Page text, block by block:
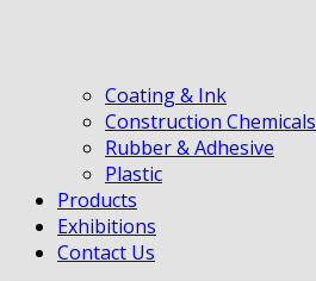
Coating & Ink
Construction Chemicals
Rubber & Adhesive
Plastic
Products
Exhibitions
Contact Us